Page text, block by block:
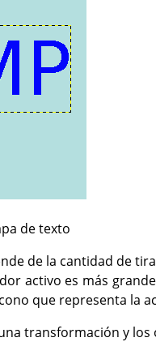
de texto
de la cantidad de
activo es más
que representa la
transformación y